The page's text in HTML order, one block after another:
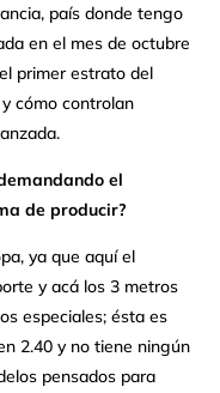
país donde tengo
en el mes de octubre
primer estrato del
cómo controlan
el
de producir?
ya que aquí el
y acá los 3 metros
especiales; ésta es
2.40 y no tiene ningún
pensados para